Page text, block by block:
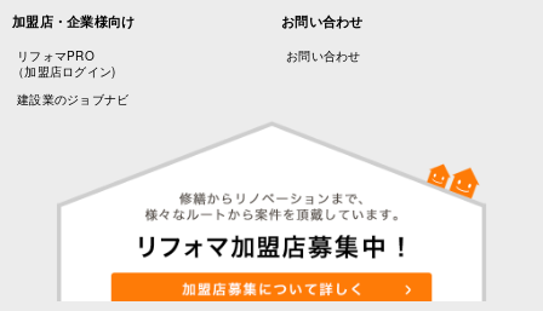
加盟店・企業様向け
リフォマPRO
（加盟店ログイン)
建設業のジョブナビ
お問い合わせ
お問い合わせ